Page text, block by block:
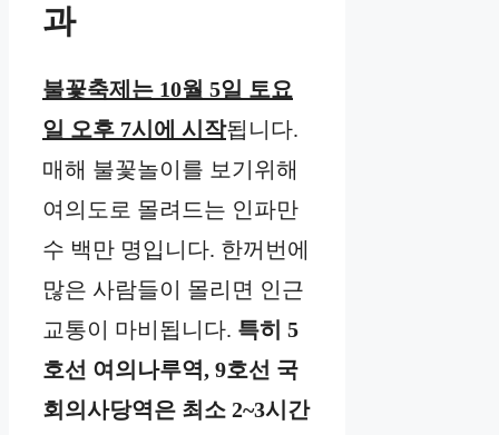
과
불꽃축제는 10월 5일 토요
일 오후 7시에 시작됩니다.
매해 불꽃놀이를 보기위해
여의도로 몰려드는 인파만
수 백만 명입니다. 한꺼번에
많은 사람들이 몰리면 인근
교통이 마비됩니다. 특히 5
호선 여의나루역, 9호선 국
회의사당역은 최소 2~3시간